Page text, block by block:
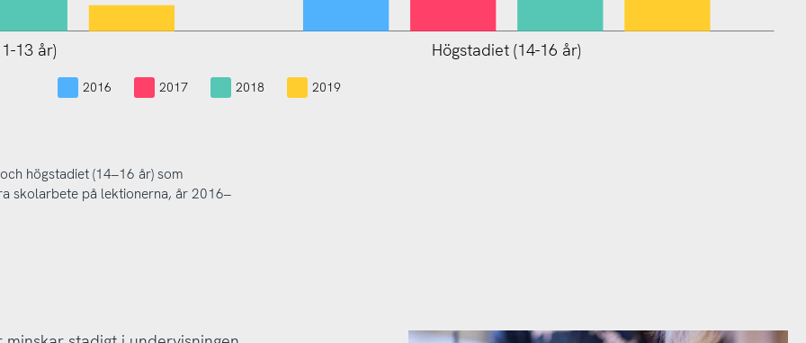
13 år) Högstadiet (14-16 år)
2016 2017 2018 2019
högstadiet (14–16 år) som
skolarbete på lektionerna, år 2016–